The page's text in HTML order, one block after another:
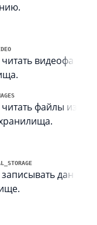
видеофа
файлы из
дан